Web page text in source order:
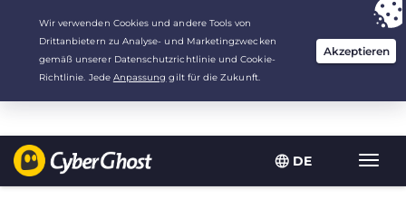
DE
Deine Wahl:Der beste Deal für 2.1666666666667 Jahre zu $
/Monat